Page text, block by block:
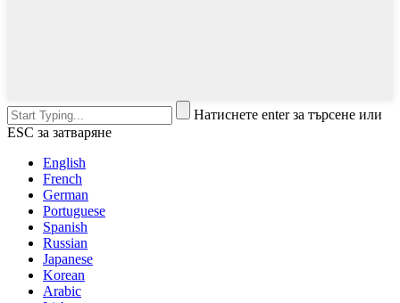
Натиснете enter за търсене или
ESC за затваряне
English
French
German
Portuguese
Spanish
Russian
Japanese
Korean
Arabic